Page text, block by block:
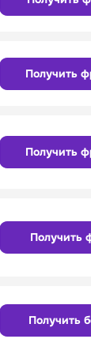
Сайт
Получить
Получить
Получить
Получить